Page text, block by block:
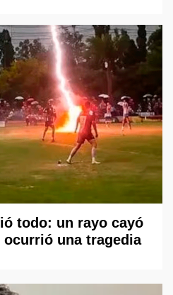
todo: un rayo cayó
una tragedia